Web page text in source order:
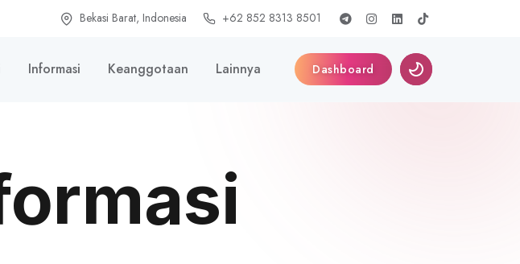
Bekasi Barat, Indonesia +62 852 8313 8501
Informasi Keanggotaan Lainnya Dashboard